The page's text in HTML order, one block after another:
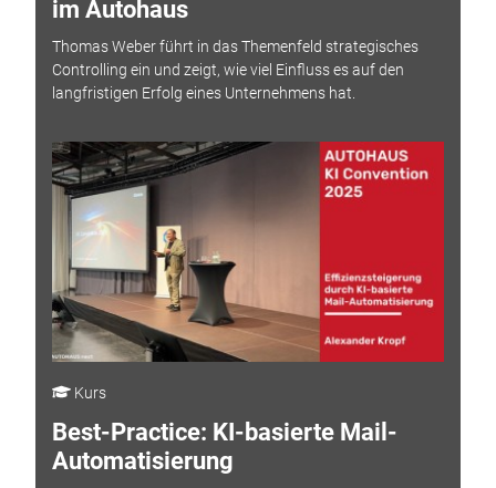
im Autohaus
Thomas Weber führt in das Themenfeld strategisches
Controlling ein und zeigt, wie viel Einfluss es auf den
langfristigen Erfolg eines Unternehmens hat.
Kurs
Best-Practice: KI-basierte Mail-
Automatisierung